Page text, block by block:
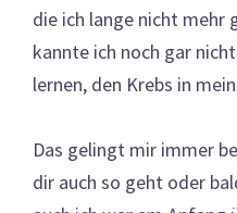
die ich lange nicht mehr
kannte ich noch gar
lernen, den Krebs in
Das gelingt mir immer
dir auch so geht oder